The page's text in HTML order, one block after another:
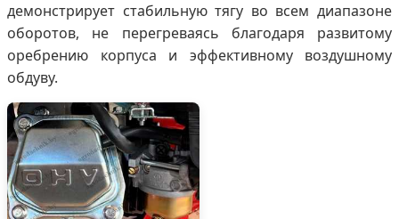
демонстрирует стабильную тягу во всем диапазоне
оборотов, не перегреваясь благодаря развитому
оребрению корпуса и эффективному воздушному
обдуву.